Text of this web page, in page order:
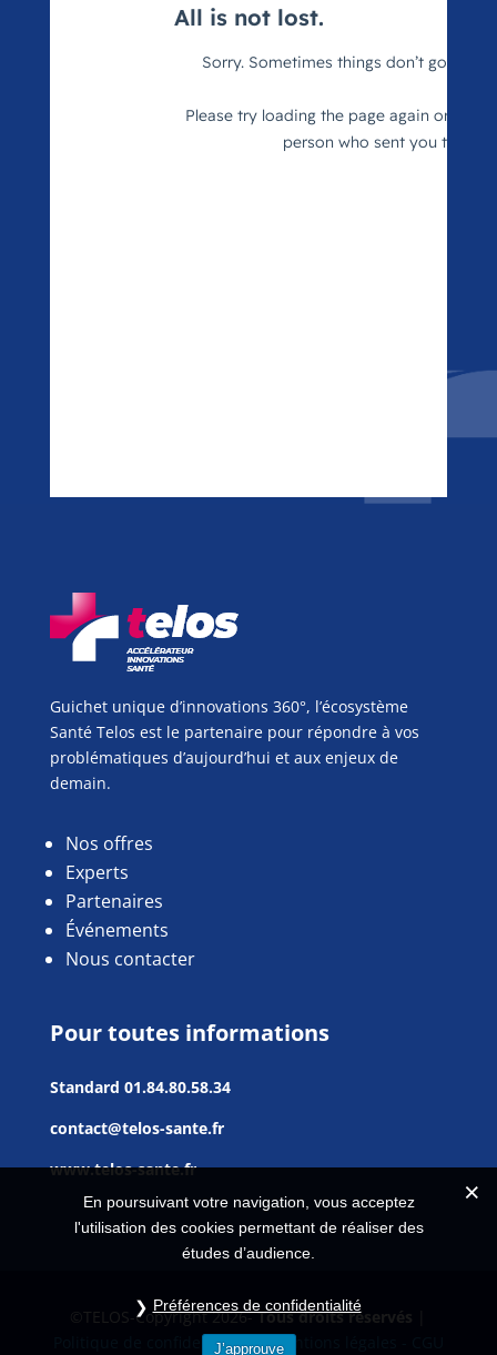
Guichet unique d’innovations 360°, l’écosystème
Santé Telos est le partenaire pour répondre à vos
problématiques d’aujourd’hui et aux enjeux de
demain.
Nos offres
Experts
Partenaires
Événements
Nous contacter
Pour toutes informations
Standard 01.84.80.58.34
contact@telos-sante.fr
www.telos-sante.fr
©TELOS-Copyright 2026-Tous droits réservés
Politique de confidentialité |Mentions légales - CGU
En poursuivant votre navigation, vous acceptez
l'utilisation des cookies permettant de réaliser des
études d’audience.
Préférences de confidentialité
J’approuve